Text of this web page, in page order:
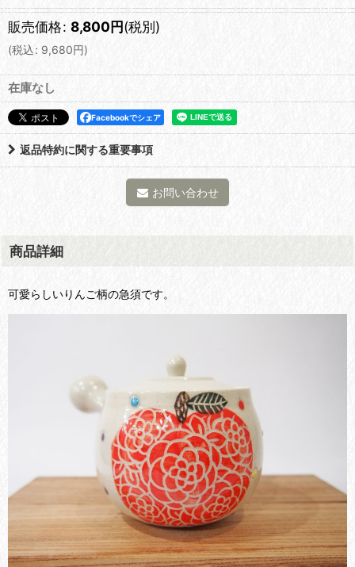
販売価格: 8,800円(税別)
(税込: 9,680円)
在庫なし
Facebookでシェア
返品特約に関する重要事項
お問い合わせ
商品詳細
可愛らしいりんご柄の急須です。